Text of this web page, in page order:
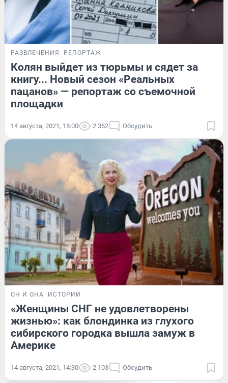
РАЗВЛЕЧЕНИЯ РЕПОРТАЖ
Колян выйдет из тюрьмы и сядет за
книгу... Новый сезон «Реальных
пацанов» — репортаж со съемочной
площадки
14 августа, 2021, 15:00 2 352 Обсудить
ОН И ОНА ИСТОРИИ
«Женщины СНГ не удовлетворены
жизнью»: как блондинка из глухого
сибирского городка вышла замуж в
Америке
14 августа, 2021, 14:30 2 103 Обсудить